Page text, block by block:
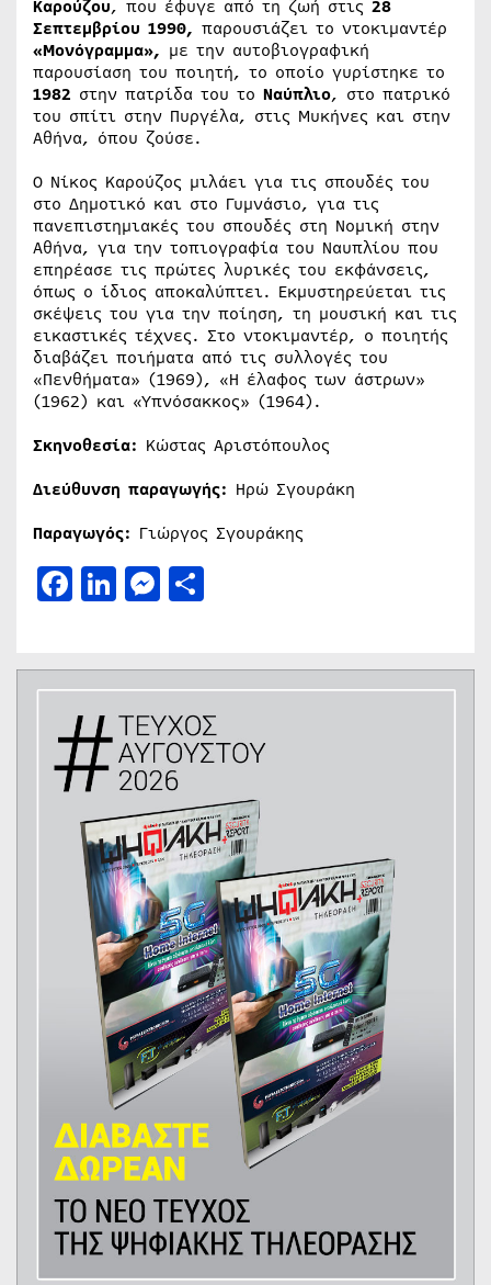
Καρούζου, που έφυγε από τη ζωή στις 28
Σεπτεμβρίου 1990, παρουσιάζει το ντοκιμαντέρ
«Μονόγραμμα», με την αυτοβιογραφική
παρουσίαση του ποιητή, το οποίο γυρίστηκε το
1982 στην πατρίδα του το Ναύπλιο, στο πατρικό
του σπίτι στην Πυργέλα, στις Μυκήνες και στην
Αθήνα, όπου ζούσε.
Ο Νίκος Καρούζος μιλάει για τις σπουδές του
στο Δημοτικό και στο Γυμνάσιο, για τις
πανεπιστημιακές του σπουδές στη Νομική στην
Αθήνα, για την τοπιογραφία του Ναυπλίου που
επηρέασε τις πρώτες λυρικές του εκφάνσεις,
όπως ο ίδιος αποκαλύπτει. Εκμυστηρεύεται τις
σκέψεις του για την ποίηση, τη μουσική και τις
εικαστικές τέχνες. Στο ντοκιμαντέρ, ο ποιητής
διαβάζει ποιήματα από τις συλλογές του
«Πενθήματα» (1969), «Η έλαφος των άστρων»
(1962) και «Υπνόσακκος» (1964).
Σκηνοθεσία: Κώστας Αριστόπουλος
Διεύθυνση παραγωγής: Ηρώ Σγουράκη
Παραγωγός: Γιώργος Σγουράκης
Facebook
LinkedIn
Messenger